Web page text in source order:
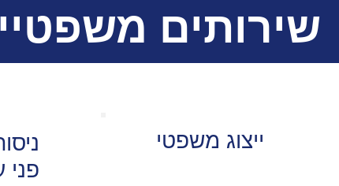
שירותים
ייצוג משפטי
פני